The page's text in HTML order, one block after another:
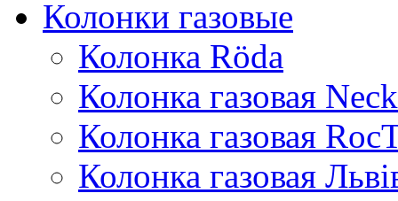
Колонки газовые
Колонка Rӧda
Колонка газовая
Колонка газовая
Колонка газовая